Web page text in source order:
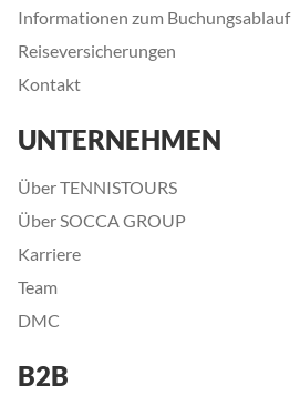
Informationen zum Buchungsablauf
Reiseversicherungen
Kontakt
UNTERNEHMEN
Über TENNISTOURS
Über SOCCA GROUP
Karriere
Team
DMC
B2B